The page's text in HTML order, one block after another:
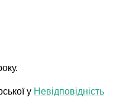
у Невідповідність